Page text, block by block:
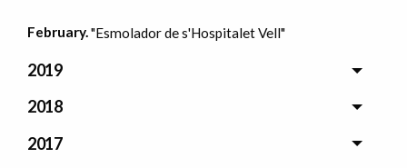
February."Esmolador de s'Hospitalet Vell"
2019
2018
2017